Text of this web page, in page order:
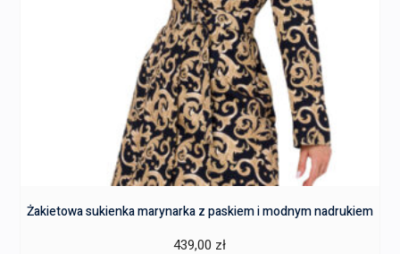
Żakietowa sukienka marynarka z paskiem i modnym nadrukiem
439,00 zł